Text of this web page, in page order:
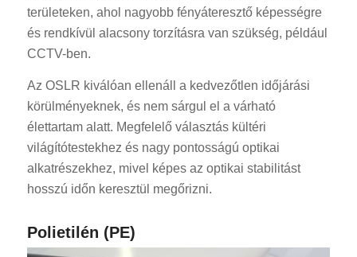
területeken, ahol nagyobb fényáteresztő képességre
és rendkívül alacsony torzításra van szükség, például
CCTV-ben.
Az OSLR kiválóan ellenáll a kedvezőtlen időjárási
körülményeknek, és nem sárgul el a várható
élettartam alatt. Megfelelő választás kültéri
világítótestekhez és nagy pontosságú optikai
alkatrészekhez, mivel képes az optikai stabilitást
hosszú időn keresztül megőrizni.
Polietilén (PE)